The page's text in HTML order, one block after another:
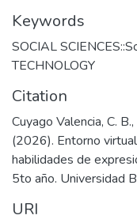
Keywords
SOCIAL
TECHNOLOGY
Citation
Cuyago Valencia, C.
(2026). Entorno
habilidades de
5to año. Universidad
URI